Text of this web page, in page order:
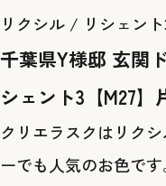
リクシル / リシェン
千葉県Y様邸 玄関
シェント3【M27
クリエラスクはリク
ーでも人気のお色で